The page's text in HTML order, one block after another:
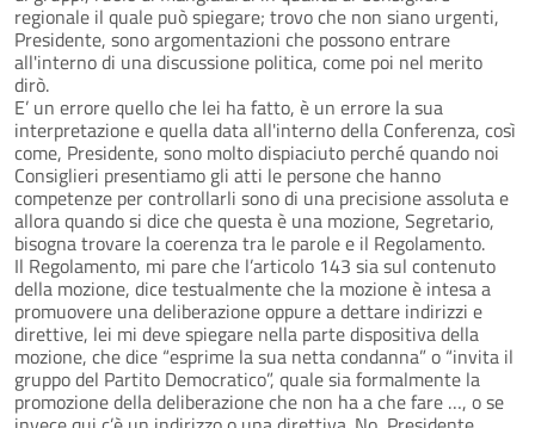
regionale il quale può spiegare; trovo che non siano urgenti,
Presidente, sono argomentazioni che possono entrare
all'interno di una discussione politica, come poi nel merito
dirò.
E’ un errore quello che lei ha fatto, è un errore la sua
interpretazione e quella data all'interno della Conferenza, così
come, Presidente, sono molto dispiaciuto perché quando noi
Consiglieri presentiamo gli atti le persone che hanno
competenze per controllarli sono di una precisione assoluta e
allora quando si dice che questa è una mozione, Segretario,
bisogna trovare la coerenza tra le parole e il Regolamento.
Il Regolamento, mi pare che l’articolo 143 sia sul contenuto
della mozione, dice testualmente che la mozione è intesa a
promuovere una deliberazione oppure a dettare indirizzi e
direttive, lei mi deve spiegare nella parte dispositiva della
mozione, che dice “esprime la sua netta condanna” o “invita il
gruppo del Partito Democratico”, quale sia formalmente la
promozione della deliberazione che non ha a che fare …, o se